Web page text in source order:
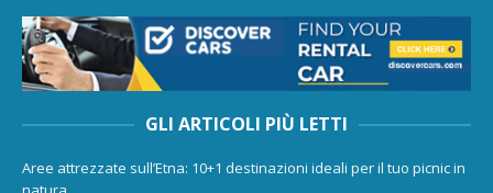
GLI ARTICOLI PIÙ LETTI
Aree attrezzate sull’Etna: 10+1 destinazioni ideali per il tuo picnic in